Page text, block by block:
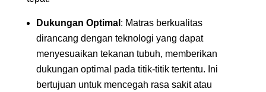
Dukungan Optimal : Matras berkualitas
dirancang dengan teknologi yang dapat
menyesuaikan tekanan tubuh, memberikan
dukungan optimal pada titik-titik tertentu. Ini
bertujuan untuk mencegah rasa sakit atau